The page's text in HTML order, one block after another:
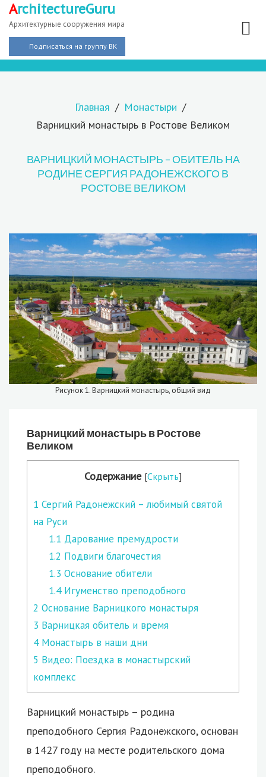
ArchitectureGuru
Архитектурные сооружения мира
Подписаться на группу ВК
Главная
Монастыри
Варницкий монастырь в Ростове Великом
ВАРНИЦКИЙ МОНАСТЫРЬ – ОБИТЕЛЬ НА
РОДИНЕ СЕРГИЯ РАДОНЕЖСКОГО В
РОСТОВЕ ВЕЛИКОМ
Рисунок 1. Варницкий монастырь, общий вид
Варницкий монастырь в Ростове
Великом
Содержание [Скрыть]
1 Сергий Радонежский – любимый святой
на Руси
1.1 Дарование премудрости
1.2 Подвиги благочестия
1.3 Основание обители
1.4Игуменство преподобного
2 Основание Варницкого монастыря
3 Варницкая обитель и время
4Монастырь в наши дни
5 Видео: Поездка в монастырский
комплекс
Варницкий монастырь – родина
преподобного Сергия Радонежского, основан
в 1427 году на месте родительского дома
преподобного.